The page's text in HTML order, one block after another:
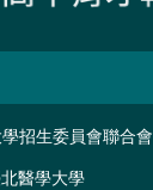
招生委員會聯合會
醫學大學